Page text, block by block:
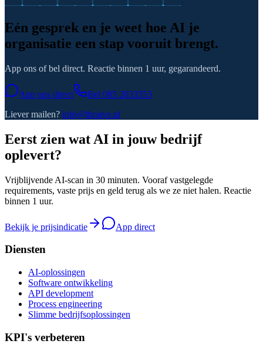
Eén gesprek en je weet hoe AI je
organisatie een stap vooruit brengt.
App ons of bel direct. Reactie binnen 1 uur, gegarandeerd.
App ons direct Bel 085 2033553
Liever mailen? info@thraive.nl
Eerst zien wat AI in jouw bedrijf
oplevert?
Vrijblijvende AI-scan in 30 minuten. Vooraf vastgelegde
requirements, vaste prijs en geld terug als we ze niet halen. Reactie
binnen 1 uur.
Bekijk je prijsindicatie App direct
Diensten
AI-oplossingen
Software ontwikkeling
API development
Process engineering
Slimme bedrijfsoplossingen
KPI's verbeteren